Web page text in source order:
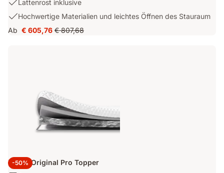
Zeitlosigkeit
mit
796
USP
Lattenrost
inklusive
Lattenrost inklusive
USP
3:
Hochwertige
Stauraum
Hochwertige Materialien und leichtes Öffnen des Stauraum
Ab
Preis
€ 605,76 Ursprünglicher
€ 807,68
-50%
Emma Original Pro Topper